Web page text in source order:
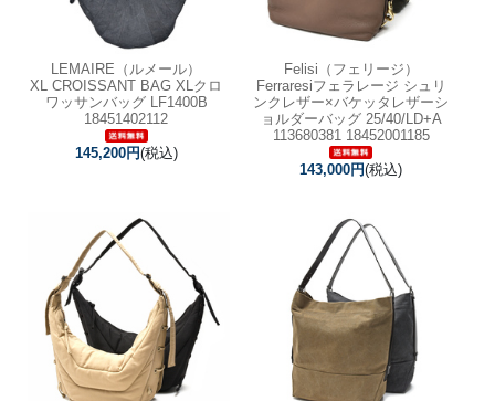
LEMAIRE（ルメール）
XL CROISSANT BAG XLクロ
ワッサンバッグ LF1400B
18451402112
145,200円(税込)
Felisi（フェリージ）
Ferraresiフェラレージ シュリ
ンクレザー×バケッタレザーシ
ョルダーバッグ 25/40/LD+A
113680381 18452001185
143,000円(税込)